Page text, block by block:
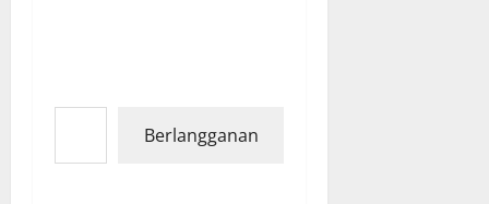
Ketikkan email Anda...
Berlangganan